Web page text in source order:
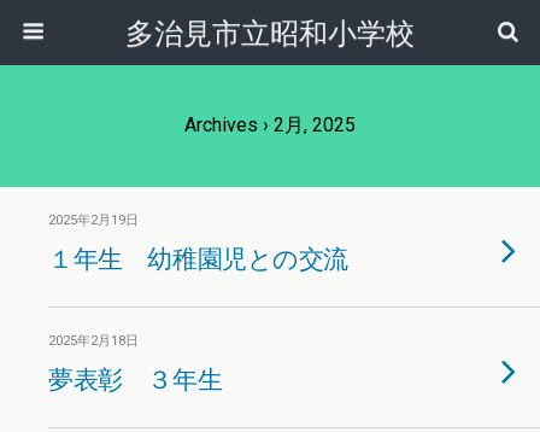
多治見市立昭和小学校
Archives › 2月, 2025
2025年2月19日
１年生 幼稚園児との交流
2025年2月18日
夢表彰 ３年生